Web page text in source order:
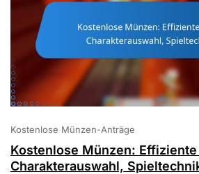
Kostenlose Münzen-Anträge
Kostenlose Münzen: Effiziente
Charakterauswahl,